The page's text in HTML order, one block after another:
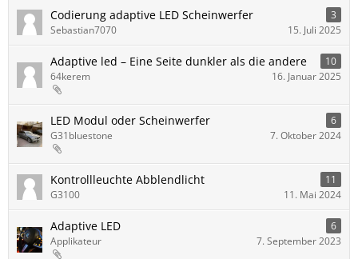
Codierung adaptive LED Scheinwerfer
3
Sebastian7070
15. Juli 2025
Adaptive led – Eine Seite dunkler als die andere
10
64kerem
16. Januar 2025
LED Modul oder Scheinwerfer
6
G31bluestone
7. Oktober 2024
Kontrollleuchte Abblendlicht
11
G3100
11. Mai 2024
Adaptive LED
6
Applikateur
7. September 2023